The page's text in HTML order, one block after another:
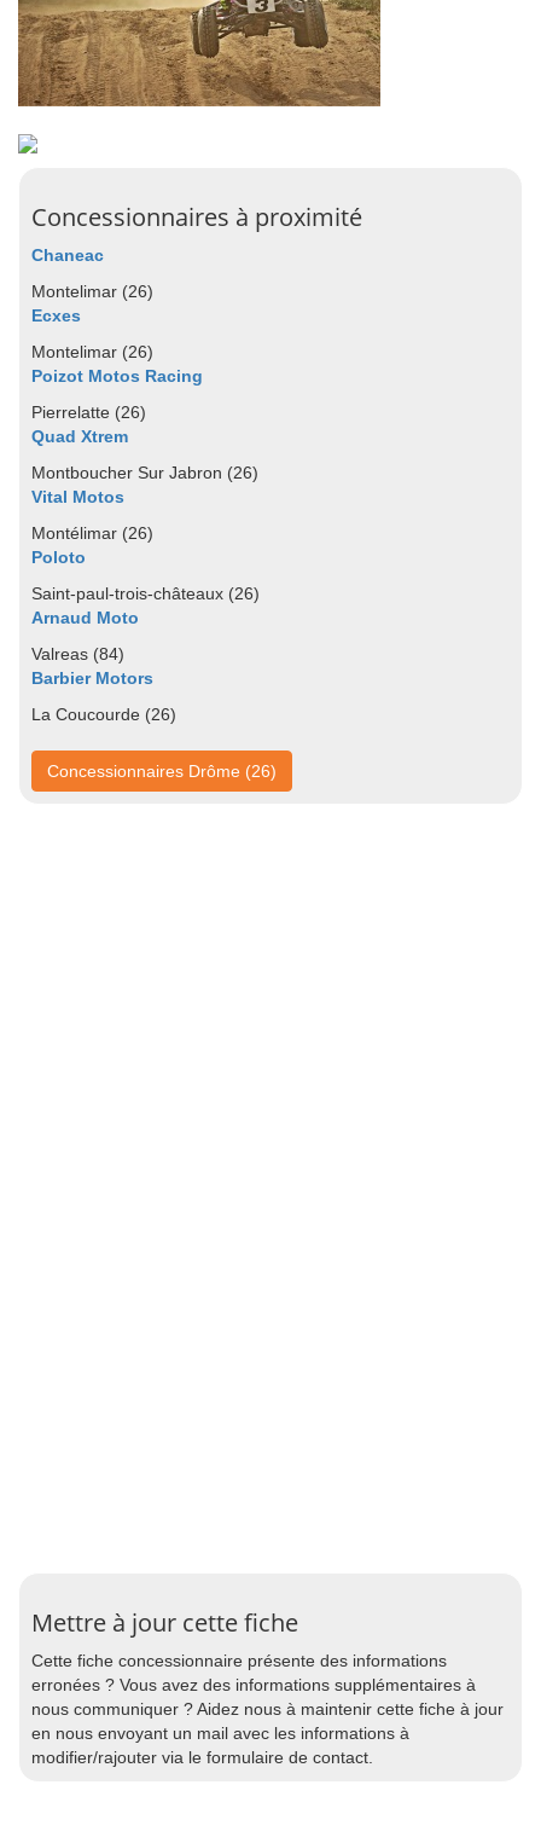
Concessionnaires à proximité
Chaneac
Montelimar (26)
Ecxes
Montelimar (26)
Poizot Motos Racing
Pierrelatte (26)
Quad Xtrem
Montboucher Sur Jabron (26)
Vital Motos
Montélimar (26)
Poloto
Saint-paul-trois-châteaux (26)
Arnaud Moto
Valreas (84)
Barbier Motors
La Coucourde (26)
Concessionnaires Drôme (26)
Mettre à jour cette fiche
Cette fiche concessionnaire présente des informations
erronées ? Vous avez des informations supplémentaires à
nous communiquer ? Aidez nous à maintenir cette fiche à jour
en nous envoyant un mail avec les informations à
modifier/rajouter via le formulaire de contact.